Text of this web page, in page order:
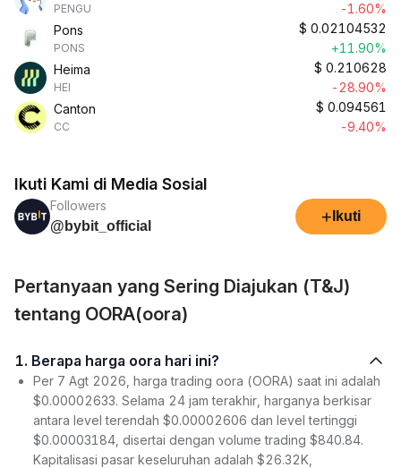
PENGU
-1.60%
Pons
PONS
$ 0.02104532
+11.90%
Heima
HEI
$ 0.210628
-28.90%
Canton
CC
$ 0.094561
-9.40%
Ikuti Kami di Media Sosial
Followers
@bybit_official
+ Ikuti
Pertanyaan yang Sering Diajukan (T&J)
tentang OORA(oora)
1. Berapa harga oora hari ini?
Per 7 Agt 2026, harga trading oora (OORA) saat ini adalah
$0.00002633. Selama 24 jam terakhir, harganya berkisar
antara level terendah $0.00002606 dan level tertinggi
$0.00003184, disertai dengan volume trading $840.84.
Kapitalisasi pasar keseluruhan adalah $26.32K,